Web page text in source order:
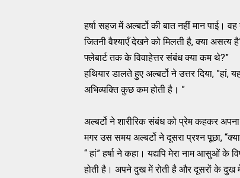
हर्षा सहज में अल्बर्टो की बात नहीं मान पाई।
जितनी वैश्याएँ देखने को मिलती है, क्या असत्य
फ्लेबार्ट तक के विवाहेत्तर संबंध क्या कम थे?”
हथियार डालते हुए अल्बर्टो ने उत्तर दिया,
अभिव्यक्ति कुछ कम होती है। ”
अल्बर्टो ने शारीरिक संबंध को प्रेम कहकर
मगर उस समय अल्बर्टो ने दूसरा प्रश्न पूछा,
“ हां” हर्षा ने कहा। यद्यपि मेरा नाम आसुओं के
होती है। अपने दुख में रोती है और दूसरों के दुख